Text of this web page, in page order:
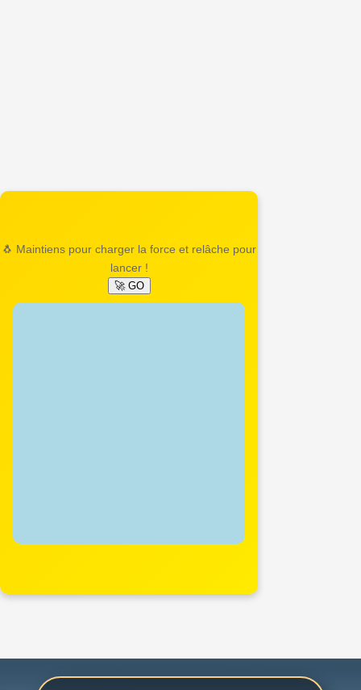
🐧 Maintiens pour charger la force et relâche pour
lancer !
🚀 GO